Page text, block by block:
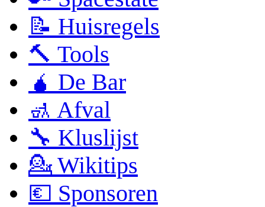
📝 Huisregels
🔨 Tools
🧉 De Bar
🚮 Afval
🔧 Kluslijst
💁 Wikitips
💶 Sponsoren